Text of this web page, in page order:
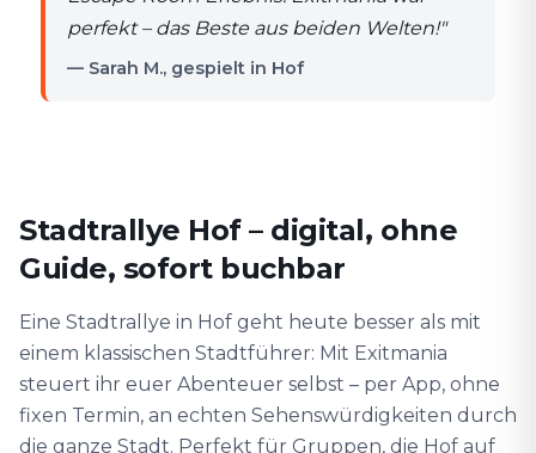
perfekt – das Beste aus beiden Welten!"
— Sarah M., gespielt in Hof
Stadtrallye Hof – digital, ohne
Guide, sofort buchbar
Eine Stadtrallye in Hof geht heute besser als mit
einem klassischen Stadtführer: Mit Exitmania
steuert ihr euer Abenteuer selbst – per App, ohne
fixen Termin, an echten Sehenswürdigkeiten durch
die ganze Stadt. Perfekt für Gruppen, die Hof auf